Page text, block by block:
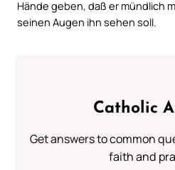
Hände geben, daß er mündlich
seinen Augen ihn sehen soll.
Catholic
Get answers to common
faith and